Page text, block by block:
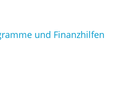
und Finanzhilfen